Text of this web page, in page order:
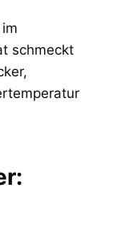
schmeckt